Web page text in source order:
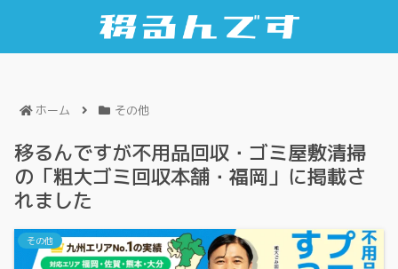
ホーム その他
移るんですが不用品回収・ゴミ屋敷清掃
の「粗大ゴミ回収本舗・福岡」に掲載さ
れました
その他